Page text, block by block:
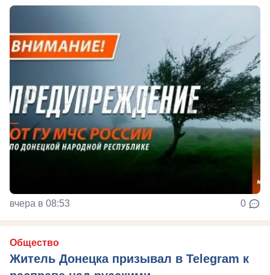
вчера в 08:53 0
Общество
Житель Донецка призывал в Telegram к